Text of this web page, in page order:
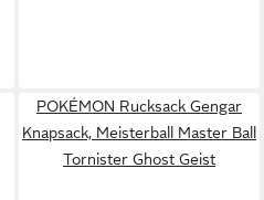
POKÉMON Rucksack Gengar
Knapsack, Meisterball Master Ball
Tornister Ghost Geist